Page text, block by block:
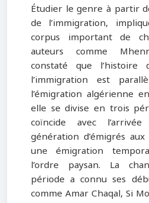
Étudier le genre à partir
de l’immigration,
corpus important de
auteurs comme
constaté que
l’immigration est
l’émigration algérienne
elle se divise en trois
coïncide avec
génération d’émigrés
une émigration
l’ordre paysan. La
période a connu ses
comme Amar Chaqal, Si